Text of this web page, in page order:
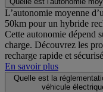
L’autonomie moyenne
50km pour un hybride
Cette autonomie dépend
charge. Découvrez les
recharge rapide et
En savoir plus
Quelle est la
véhicule